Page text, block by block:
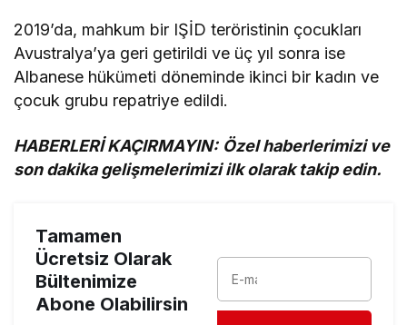
2019’da, mahkum bir IŞİD teröristinin çocukları
Avustralya’ya geri getirildi ve üç yıl sonra ise
Albanese hükümeti döneminde ikinci bir kadın ve
çocuk grubu repatriye edildi.
HABERLERİ KAÇIRMAYIN: Özel haberlerimizi ve
son dakika gelişmelerimizi ilk olarak takip edin.
Tamamen
Ücretsiz Olarak
Bültenimize
Abone Olabilirsin